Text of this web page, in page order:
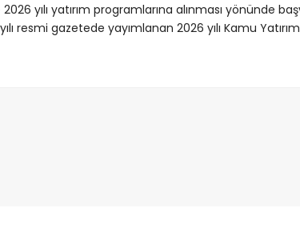
yılı yatırım programlarına alınması yönünde
resmi gazetede yayımlanan 2026 yılı Kamu